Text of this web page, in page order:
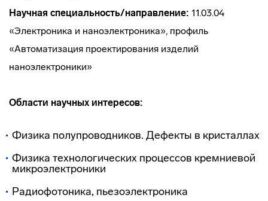
Научная специальность/направление: 11.03.04
«Электроника и наноэлектроника», профиль
«Автоматизация проектирования изделий
наноэлектроники»
Области научных интересов:
Физика полупроводников. Дефекты в кристаллах
Физика технологических процессов кремниевой
микроэлектроники
Радиофотоника, пьезоэлектроника